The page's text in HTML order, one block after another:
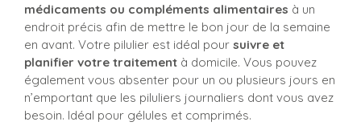
médicaments ou compléments alimentaires à un
endroit précis afin de mettre le bon jour de la semaine
en avant. Votre pilulier est idéal pour suivre et
planifier votre traitement à domicile. Vous pouvez
également vous absenter pour un ou plusieurs jours en
n’emportant que les piluliers journaliers dont vous avez
besoin. Idéal pour gélules et comprimés.